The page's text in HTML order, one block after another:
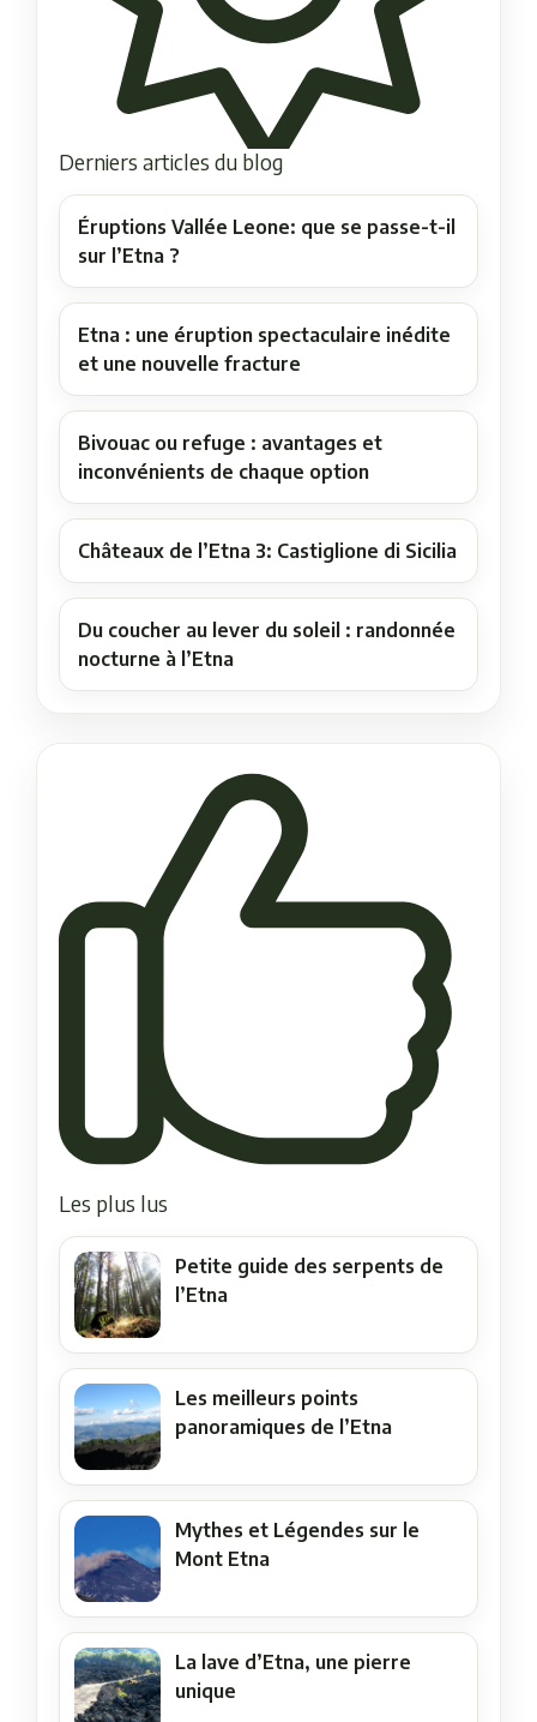
Derniers articles du blog
Éruptions Vallée Leone: que se passe-t-il
sur l’Etna ?
Etna : une éruption spectaculaire inédite
et une nouvelle fracture
Bivouac ou refuge : avantages et
inconvénients de chaque option
Châteaux de l’Etna 3: Castiglione di Sicilia
Du coucher au lever du soleil : randonnée
nocturne à l’Etna
Les plus lus
Petite guide des serpents de
l’Etna
Les meilleurs points
panoramiques de l’Etna
Mythes et Légendes sur le
Mont Etna
La lave d’Etna, une pierre
unique